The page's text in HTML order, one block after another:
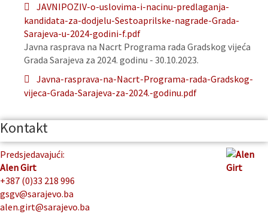
JAVNIPOZIV-o-uslovima-i-nacinu-predlaganja-
kandidata-za-dodjelu-Sestoaprilske-nagrade-Grada-
Sarajeva-u-2024-godini-f.pdf
Javna rasprava na Nacrt Programa rada Gradskog vijeća
Grada Sarajeva za 2024. godinu - 30.10.2023.
Javna-rasprava-na-Nacrt-Programa-rada-Gradskog-
vijeca-Grada-Sarajeva-za-2024.-godinu.pdf
Kontakt
Predsjedavajući:
Alen Girt
+387 (0)33 218 996
gsgv@sarajevo.ba
alen.girt@sarajevo.ba